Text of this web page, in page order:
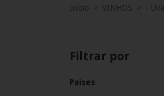
Início > VINHOS > -
Filtrar por
Paises